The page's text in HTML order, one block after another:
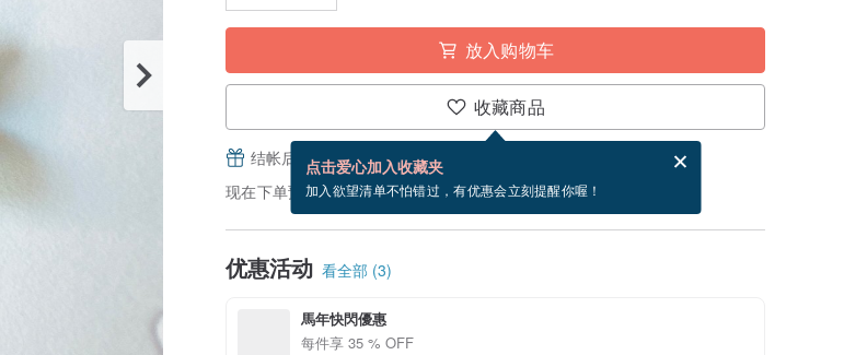
放入购物车
收藏商品
点击爱心加入收藏夹
加入欲望清单不怕错过，有优惠会立刻提醒你喔！
结帐后填写并分享，免费帮你寄送电子贺卡。
电子贺卡是什么？
现在下单预估 9/1~9/12 到货。
优惠活动 看全部 (3)
馬年快閃優惠
每件享 35 % OFF